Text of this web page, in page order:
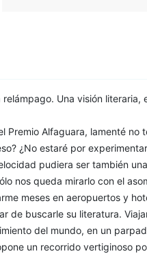
Una visión literaria,
Premio Alfaguara, lamenté no
¿No estaré por
pudiera ser también
nos queda mirarlo con el
meses en aeropuertos y
de buscarle su literatura.
del mundo, en un
un recorrido vertiginoso